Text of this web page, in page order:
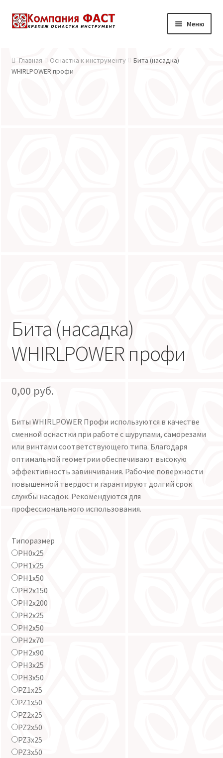
Перейти к навигации
Перейти к содержимому Меню
О компании
Главная Оснастка к инструменту
Бита (насадка)
WHIRLPOWER профи
Бита (насадка)
WHIRLPOWER профи
0,00 руб.
Биты WHIRLPOWER Профи используются в качестве
сменной оснастки при работе с шурупами, саморезами
или винтами соответствующего типа. Благодаря
оптимальной геометрии обеспечивают высокую
эффективность завинчивания. Рабочие поверхности
повышенной твердости гарантируют долгий срок
службы насадок. Рекомендуются для
профессионального использования.
Типоразмер
PH0x25
PH1x25
PH1x50
PH2x150
PH2x200
PH2x25
PH2x50
PH2x70
PH2x90
PH3x25
PH3x50
PZ1x25
PZ1x50
PZ2x25
PZ2x50
PZ3x25
PZ3x50